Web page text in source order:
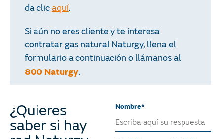
da clic aquí.
Si aún no eres cliente y te interesa
contratar gas natural Naturgy, llena el
formulario a continuación o llámanos al
800 Naturgy.
¿Quieres
saber si hay
Nombre*